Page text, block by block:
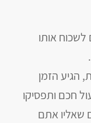
אותו
הזמן
חכם ותפסיקו
שאליו אתם